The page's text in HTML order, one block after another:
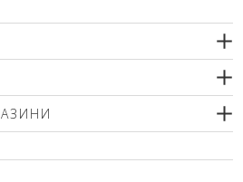
чистене. Използвайте меки
само от вътрешната страна!